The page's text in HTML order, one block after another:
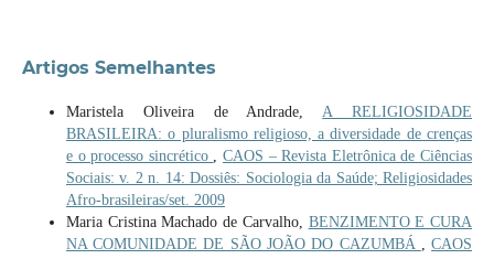
Artigos Semelhantes
Maristela Oliveira de Andrade,A RELIGIOSIDADE
BRASILEIRA: o pluralismo religioso, a diversidade de crenças
e o processo sincrético ,CAOS – Revista Eletrônica de Ciências
Sociais: v. 2 n. 14: Dossiês: Sociologia da Saúde; Religiosidades
Afro-brasileiras/set. 2009
Maria Cristina Machado de Carvalho, BENZIMENTO E CURA
NA COMUNIDADE DE SÃO JOÃO DO CAZUMBÁ ,CAOS